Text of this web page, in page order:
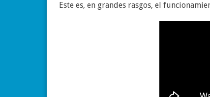
Este es, en grandes rasgos, el